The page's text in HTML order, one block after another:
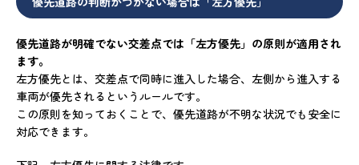
優先道路が明確でない交差点では「左方優先」の原則が適用され
ます。
左方優先とは、交差点で同時に進入した場合、左側から進入する
車両が優先されるというルールです。
この原則を知っておくことで、優先道路が不明な状況でも安全に
対応できます。